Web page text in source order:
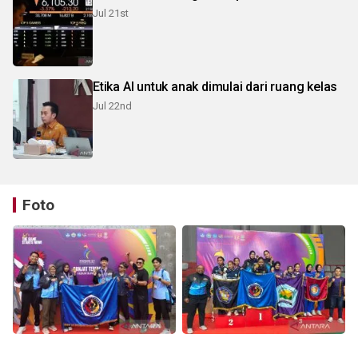
Jul 21st
Etika AI untuk anak dimulai dari ruang kelas
Jul 22nd
Foto